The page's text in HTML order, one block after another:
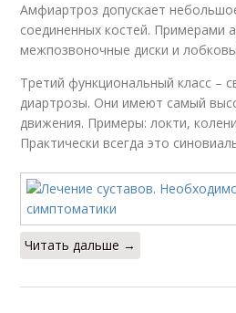
Амфиартроз допускает
соединенных костей. Примерами
межпозвоночные диски и
Третий функциональный класс –
диартрозы. Они имеют самый
движения. Примеры: локти,
Практически всегда это
Читать дальше →